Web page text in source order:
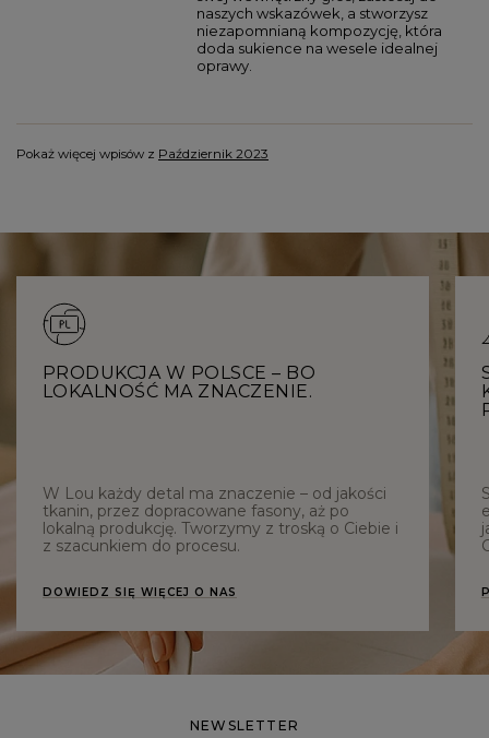
naszych wskazówek, a stworzysz
niezapomnianą kompozycję, która
doda sukience na wesele idealnej
oprawy.
Pokaż więcej wpisów z Październik 2023
PRODUKCJA W POLSCE – BO
LOKALNOŚĆ MA ZNACZENIE.
W Lou każdy detal ma znaczenie – od jakości
tkanin, przez dopracowane fasony, aż po
lokalną produkcję. Tworzymy z troską o Ciebie i
z szacunkiem do procesu.
DOWIEDZ SIĘ WIĘCEJ O NAS
NEWSLETTER